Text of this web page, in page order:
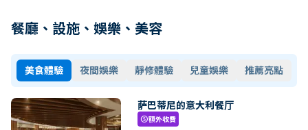
餐廳、設施、娛樂、美容
美食體驗 夜間娛樂 靜修體驗 兒童娛樂 推薦亮點
萨巴蒂尼的意大利餐厅
paid額外收費